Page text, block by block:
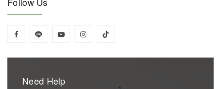
Need Help